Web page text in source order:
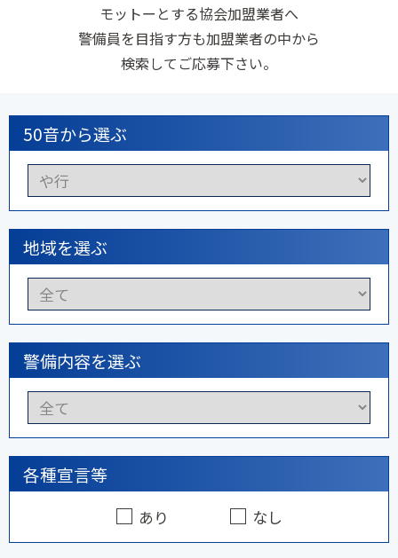
モットーとする協会加盟業者へ
警備員を目指す方も加盟業者の中から
検索してご応募下さい。
50音から選ぶ
地域を選ぶ
警備内容を選ぶ
各種宣言等
あり なし